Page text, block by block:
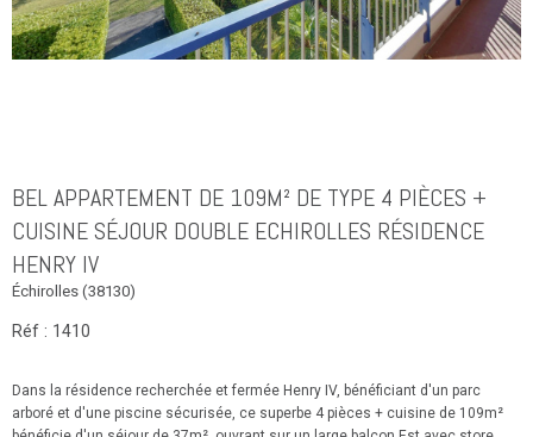
BEL APPARTEMENT DE 109M² DE TYPE 4 PIÈCES +
CUISINE SÉJOUR DOUBLE ECHIROLLES RÉSIDENCE
HENRY IV
Échirolles (38130)
Réf : 1410
Dans la résidence recherchée et fermée Henry IV, bénéficiant d'un parc
arboré et d'une piscine sécurisée, ce superbe 4 pièces + cuisine de 109m²